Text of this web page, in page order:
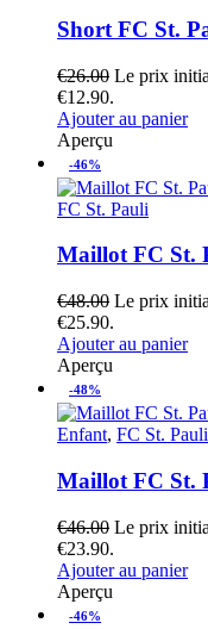
Short FC St.
€26.00 Le prix
€12.90.
Ajouter au panier
Aperçu
-46%
FC St. Pauli
Maillot FC St.
€48.00 Le prix
€25.90.
Ajouter au panier
Aperçu
-48%
Enfant, FC St. Pauli
Maillot FC St.
€46.00 Le prix
€23.90.
Ajouter au panier
Aperçu
-46%